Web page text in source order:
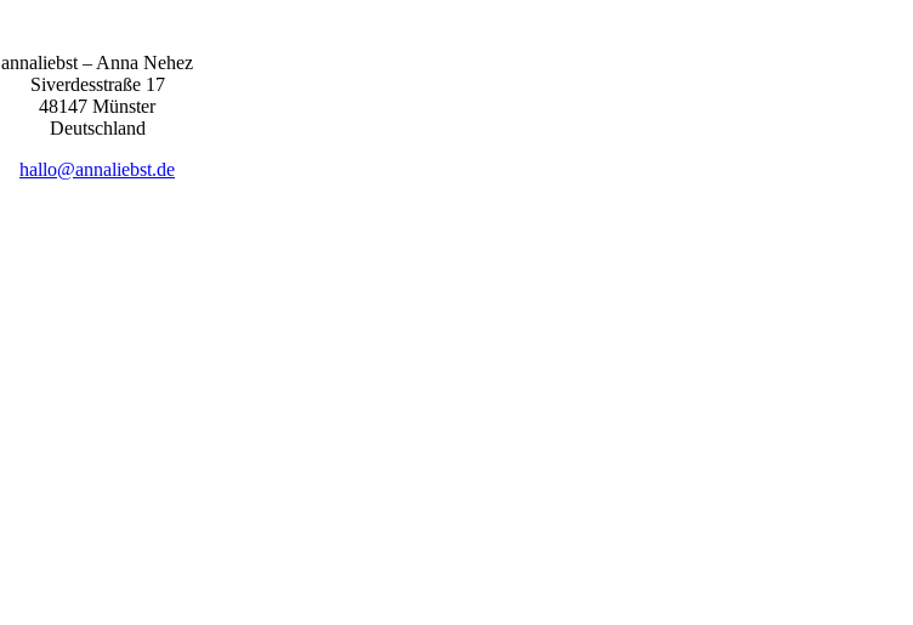
anna­liebst – Anna Nehez
Sive­r­des­stra­ße 17
48147 Müns­ter
Deutsch­land
hallo@annaliebst.de